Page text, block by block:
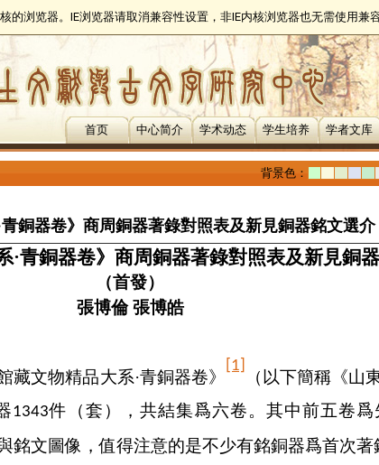
的浏览器。IE浏览器请取消兼容性设置，非IE内核浏览器也无需使用兼容
首页 中心简介 学术动态 学生培养 学者文库
背景色：
銅器卷》商周銅器著錄對照表及新見銅器銘文選介
·青銅器卷》商周銅器著錄對照表及新見銅
（首發）
張博倫 張博皓
文物精品大系·青銅器卷》
[1]
（以下簡稱《山
1343件（套），共結集爲六卷。其中前五卷
文圖像，值得注意的是不少有銘銅器爲首次著